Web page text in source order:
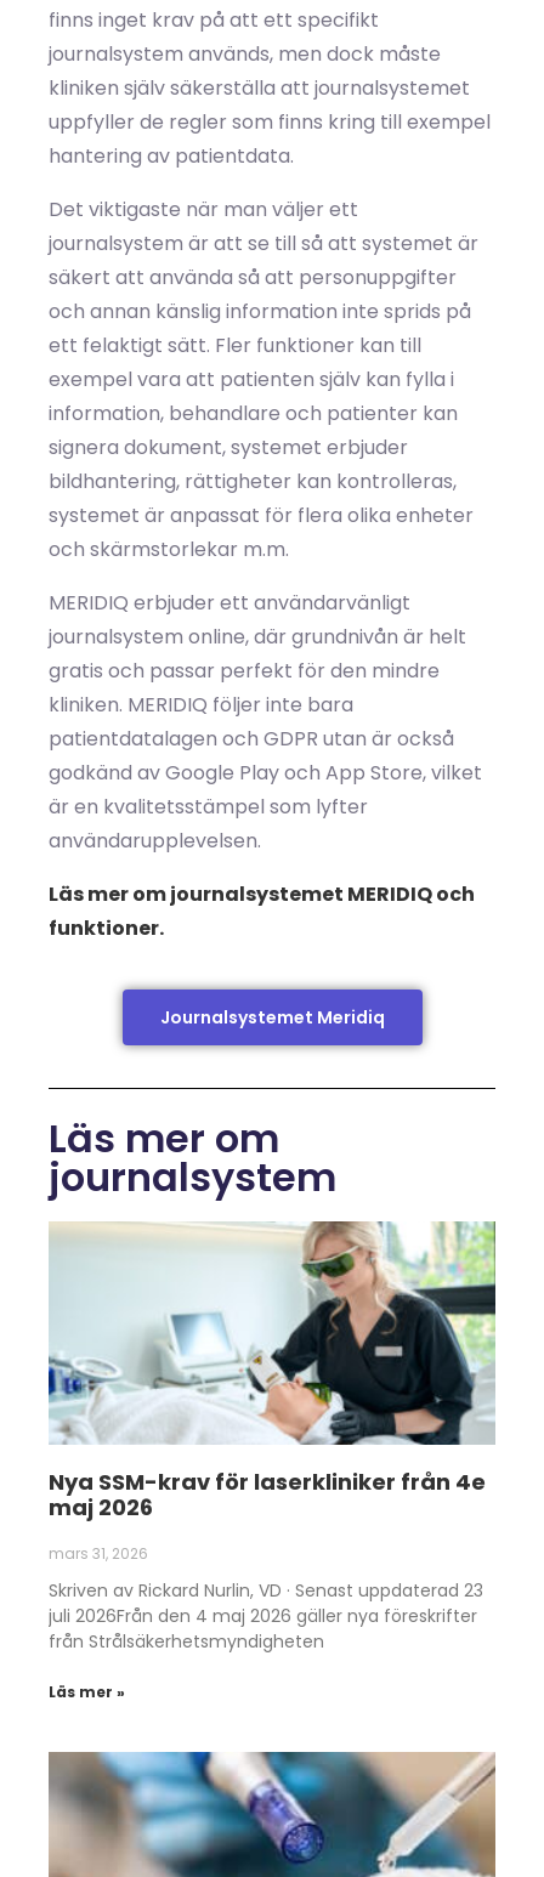
finns inget krav på att ett specifikt
journalsystem används, men dock måste
kliniken själv säkerställa att journalsystemet
uppfyller de regler som finns kring till exempel
hantering av patientdata.
Det viktigaste när man väljer ett
journalsystem är att se till så att systemet är
säkert att använda så att personuppgifter
och annan känslig information inte sprids på
ett felaktigt sätt. Fler funktioner kan till
exempel vara att patienten själv kan fylla i
information, behandlare och patienter kan
signera dokument, systemet erbjuder
bildhantering, rättigheter kan kontrolleras,
systemet är anpassat för flera olika enheter
och skärmstorlekar m.m.
MERIDIQ erbjuder ett användarvänligt
journalsystem online, där grundnivån är helt
gratis och passar perfekt för den mindre
kliniken. MERIDIQ följer inte bara
patientdatalagen och GDPR utan är också
godkänd av Google Play och App Store, vilket
är en kvalitetsstämpel som lyfter
användarupplevelsen.
Läs mer om journalsystemet MERIDIQ och
funktioner.
Journalsystemet Meridiq
Läs mer om
journalsystem
Nya SSM-krav för laserkliniker från 4e
maj 2026
mars 31, 2026
Skriven av Rickard Nurlin, VD · Senast uppdaterad 23
juli 2026Från den 4 maj 2026 gäller nya föreskrifter
från Strålsäkerhetsmyndigheten
Läs mer »